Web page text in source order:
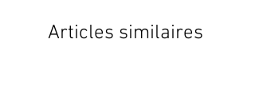
Articles similaires